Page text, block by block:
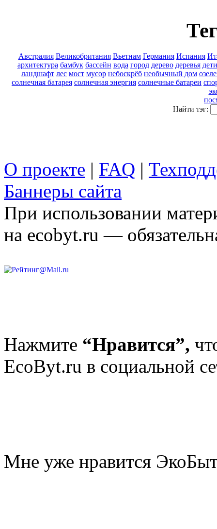
Австралия Великобритания Вьетнам Германия Испания
архитектура бамбук бассейн вода город дерево деревья дети
ландшафт лес мост мусор небоскрёб необычный дом
солнечная батарея солнечная энергия солнечные батареи
Найти тэг:
О проекте | FAQ |
Баннеры сайта
При использовании
на ecobyt.ru —
Нажмите “Нравится”,
EcoByt.ru в социальной
Мне уже нравится